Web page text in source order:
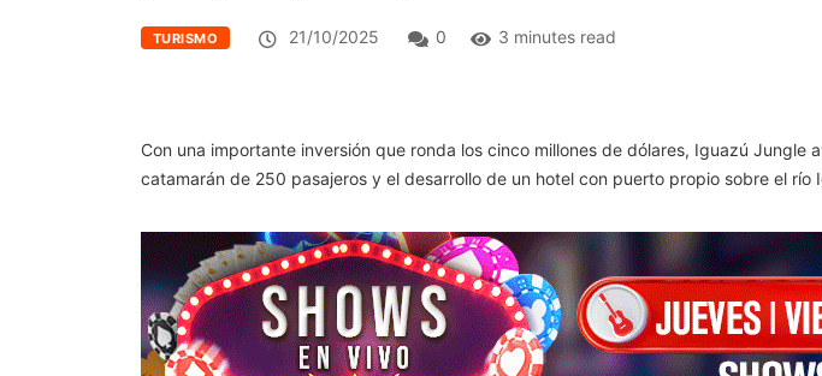
TURISMO 21/10/2025 0 3 minutes read
Con una importante inversión que ronda los cinco millones de dólares, Iguazú
catamarán de 250 pasajeros y el desarrollo de un hotel con puerto propio sobre el río